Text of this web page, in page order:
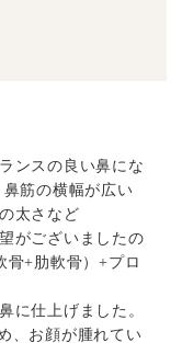
ンスの良い鼻にな
筋の横幅が広い
太さなど
がございましたの
骨+肋軟骨）+プロ
に仕上げました。
、お顔が腫れてい